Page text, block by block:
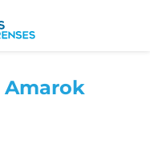
Amarok